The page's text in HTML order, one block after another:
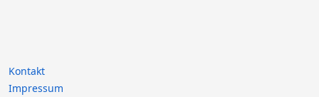
Kontakt
Impressum